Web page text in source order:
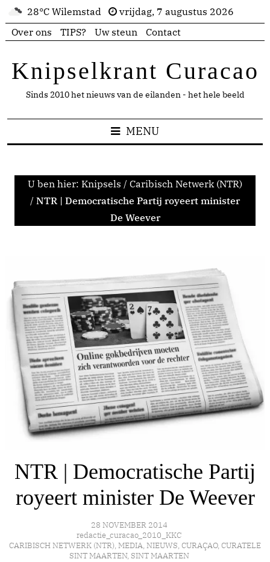
28°C Wilemstad
vrijdag, 7 augustus 2026
Over ons
TIPS? Uw steun Contact
Knipselkrant Curacao
Sinds 2010 het nieuws van de eilanden - het hele beeld
MENU
U ben hier: Knipsels / Caribisch Netwerk (NTR)
/ NTR | Democratische Partij royeert minister
De Weever
NTR | Democratische Partij
royeert minister De Weever
28 NOVEMBER 2014
redactie_curacao_2010_KKC
CARIBISCH NETWERK (NTR), MEDIA, NIEUWS, CURAÇAO, CURATELE
SINT MAARTEN, SINT MAARTEN